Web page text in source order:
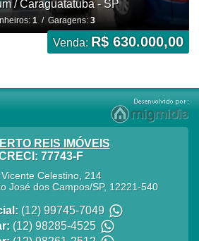
/ Caraguatatuba - SP
1/ Garagens: 3
Venda: R$ 630.000,00
REIS IMÓVEIS
77743-F
Celestino, 214
José dos Campos/SP, 12221-540
(12) 99745-7049
(12) 98285-4525